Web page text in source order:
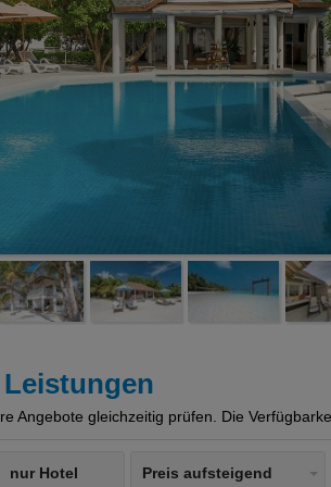
Angebote gleichzeitig prüfen. Die
nur Hotel Preis aufsteigend